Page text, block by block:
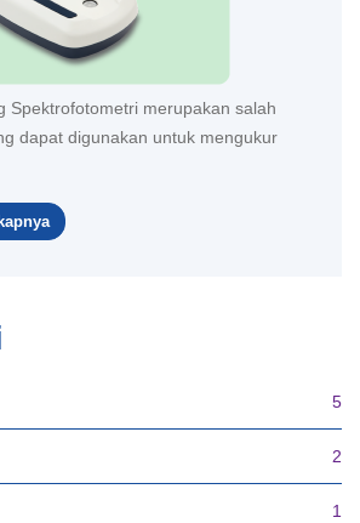
Spektrofotometri merupakan salah
dapat digunakan untuk mengukur
5
2
1